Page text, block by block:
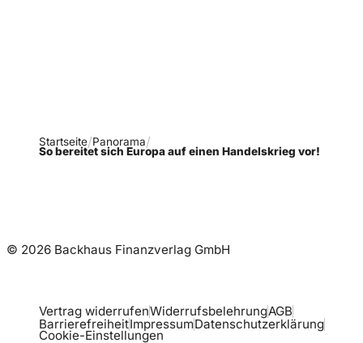
Startseite Panorama
So bereitet sich Europa auf einen Handelskrieg vor!
© 2026 Backhaus Finanzverlag GmbH
Vertrag widerrufenWiderrufsbelehrungAGB
BarrierefreiheitImpressumDatenschutzerklärung
Cookie-Einstellungen